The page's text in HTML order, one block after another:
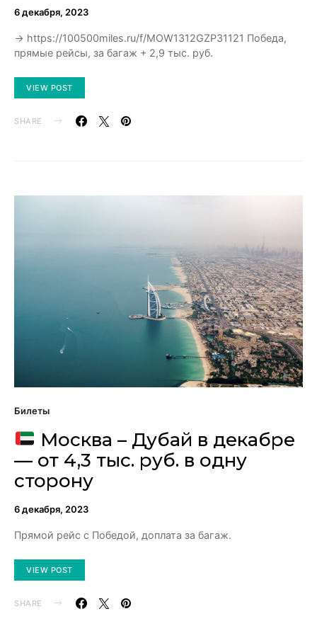
6 декабря, 2023
→ https://100500miles.ru/f/MOW1312GZP31121 Победа,
прямые рейсы, за багаж + 2,9 тыс. руб.
VIEW POST
SHARE
Билеты
Москва – Дубай в декабре
— от 4,3 тыс. руб. в одну
сторону
6 декабря, 2023
Прямой рейс с Победой, доплата за багаж.
VIEW POST
SHARE